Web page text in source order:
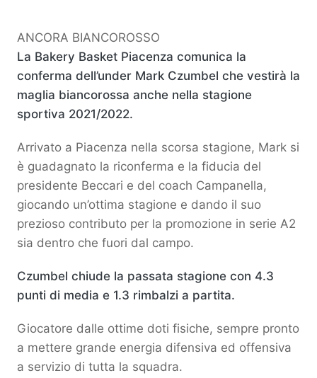
ANCORA BIANCOROSSO
La Bakery Basket Piacenza comunica la
conferma dell’under Mark Czumbel che vestirà la
maglia biancorossa anche nella stagione
sportiva 2021/2022.
Arrivato a Piacenza nella scorsa stagione, Mark si
è guadagnato la riconferma e la fiducia del
presidente Beccari e del coach Campanella,
giocando un’ottima stagione e dando il suo
prezioso contributo per la promozione in serie A2
sia dentro che fuori dal campo.
Czumbel chiude la passata stagione con 4.3
punti di media e 1.3 rimbalzi a partita.
Giocatore dalle ottime doti fisiche, sempre pronto
a mettere grande energia difensiva ed offensiva
a servizio di tutta la squadra.